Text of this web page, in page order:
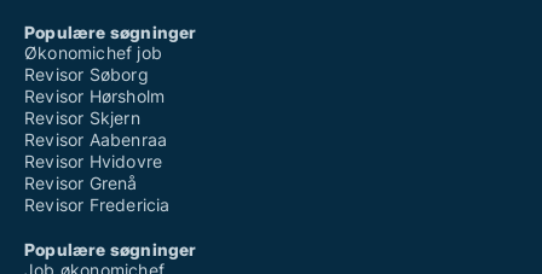
Populære søgninger
Økonomichef job
Revisor Søborg
Revisor Hørsholm
Revisor Skjern
Revisor Aabenraa
Revisor Hvidovre
Revisor Grenå
Revisor Fredericia
Populære søgninger